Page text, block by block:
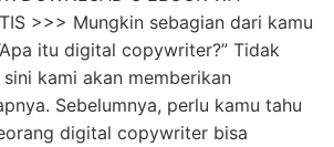
>>> Mungkin sebagian dari kamu
itu digital copywriter?” Tidak
kami akan memberikan
Sebelumnya, perlu kamu tahu
digital copywriter bisa